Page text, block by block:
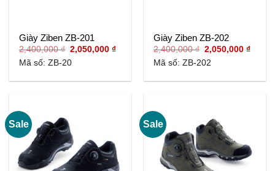
Giày Ziben ZB-201
2,400,000₫ Giá
gốc
là:
2,050,000₫Giá
2,050,000 ₫.
Mã số: ZB-20
Giày Ziben ZB-202
2,400,000₫ Giá
gốc
là:
2,050,000₫Giá
Mã số: ZB-202
Sale Sale